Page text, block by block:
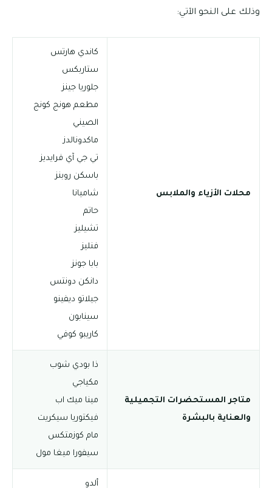
وذلك على النحو الآتي:
محلات الأزياء والملابس
كاندي هارتس
ستاربكس
جلوريا جينز
مطعم هونج كونج
الصيني
ماكدونالدز
تي جي آي فرايديز
باسكن روبنز
شاميانا
حاتم
تشيليز
فنليز
بابا جونز
دانكن دونتس
جيلاتو ديفينو
سينابون
كاريبو كوفي
متاجر المستحضرات التجميلية
والعناية بالبشرة
ذا بودي شوب
مكياجي
مينا ميك اب
فيكتوريا سيكريت
مام كوزمتكس
سيفورا ميغا مول
ألدو